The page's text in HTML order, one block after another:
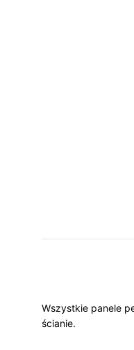
Wszystkie panele
ścianie.